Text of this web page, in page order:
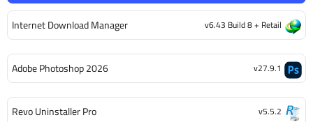
Internet Download Manager v6.43 Build 8 + Retail
Adobe Photoshop 2026 v27.9.1
Revo Uninstaller Pro v5.5.2